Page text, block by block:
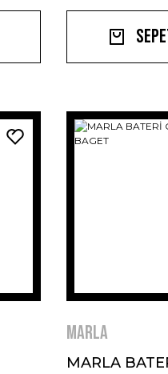
MARLA
MARLA